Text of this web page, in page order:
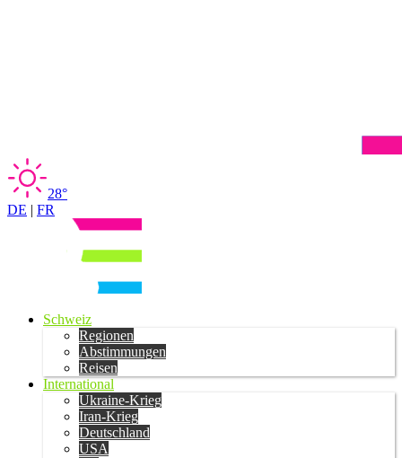
28°
DE | FR
Schweiz
Regionen
Abstimmungen
Reisen
International
Ukraine-Krieg
Iran-Krieg
Deutschland
USA